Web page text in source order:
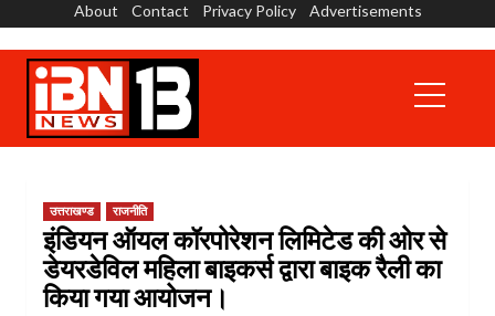
content
About Contact Privacy Policy Advertisements
Menu
उत्तराखण्ड राजनीति
इंडियन ऑयल कॉरपोरेशन लिमिटेड की ओर से
डेयरडेविल महिला बाइकर्स द्वारा बाइक रैली का
किया गया आयोजन।